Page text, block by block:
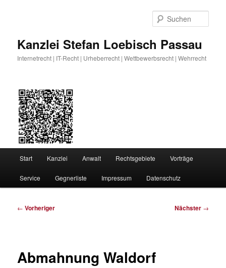
Kanzlei Stefan Loebisch Passau
Internetrecht | IT-Recht | Urheberrecht | Wettbewerbsrecht | Wehrrecht
Start Kanzlei Anwalt Rechtsgebiete Vorträge
Service Gegnerliste Impressum Datenschutz
Beitragsnavigation
← Vorheriger Nächster →
Abmahnung Waldorf